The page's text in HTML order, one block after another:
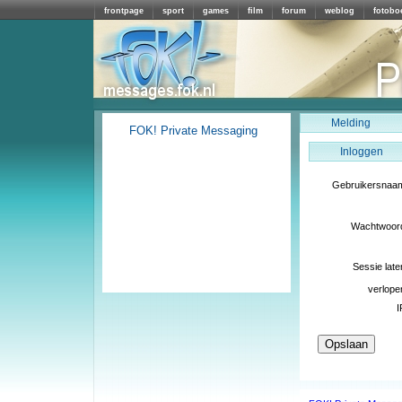
frontpage sport games film forum weblog
Melding
Inloggen
Sessie
FOK! Private Messaging